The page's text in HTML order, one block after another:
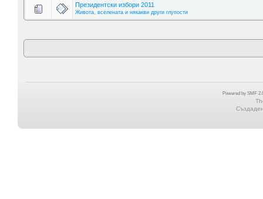
Президентски избори 2011
Живота, вселената и някакви други глупости
Powered by SMF